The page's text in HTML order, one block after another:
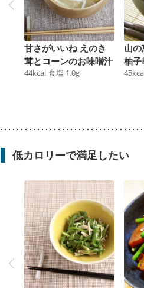
甘さがいいね えのき
茸とコーンのお味噌汁
44kcal 食塩 1.0g
山
柚子
45
低カロリーで満足したい